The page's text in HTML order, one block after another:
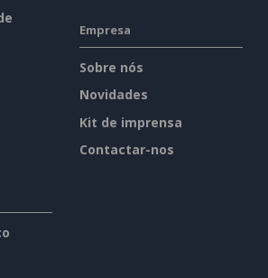
Empresa
Sobre nós
Novidades
Kit de imprensa
Contactar-nos